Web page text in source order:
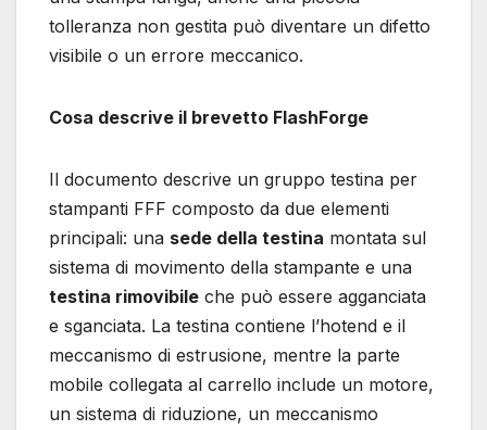
tolleranza non gestita può diventare un difetto
visibile o un errore meccanico.
Cosa descrive il brevetto FlashForge
Il documento descrive un gruppo testina per
stampanti FFF composto da due elementi
principali: una sede della testina montata sul
sistema di movimento della stampante e una
testina rimovibile che può essere agganciata
e sganciata. La testina contiene l’hotend e il
meccanismo di estrusione, mentre la parte
mobile collegata al carrello include un motore,
un sistema di riduzione, un meccanismo